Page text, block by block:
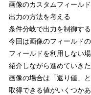
画像のカスタムフィール
出力の方法を考える
条件分岐で出力を制御する
今回は画像のフィールド
フィールドを利用しない
紹介しながら進めていきた
画像の場合は「返り値」
取得できる値がいくつか